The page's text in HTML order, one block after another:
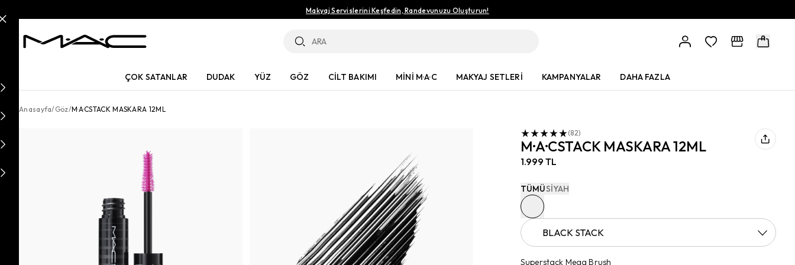
Makyaj Servislerini Keşfedin, Randevunuzu Oluşturun!
ÇOK SATANLAR DUDAK YÜZ GÖZ CİLT BAKIMI MİNİ M·A·C MAKYAJ SETLERİ KAMPANYALAR DAHA FAZLA
Anasayfa/Göz/M·A·CSTACK MASKARA 12ML
(82)
M·A·CSTACK MASKARA 12ML
1.999 TL
TÜMÜSIYAH
BLACK STACK
Superstack Mega Brush